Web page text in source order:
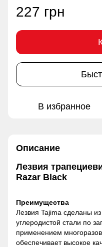
227 грн
В избранное
Описание
Лезвия
Razar Black
Преимущества
Лезвия Tajima сделаны
углеродистой стали по
применением
обеспечивает высокое